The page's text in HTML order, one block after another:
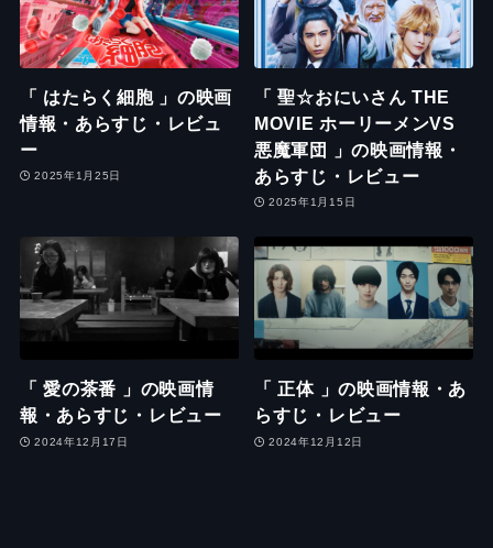
「 はたらく細胞 」の映画
情報・あらすじ・レビュ
ー
2025年1月25日
「 聖☆おにいさん THE
MOVIE ホーリーメンVS
悪魔軍団 」の映画情報・
あらすじ・レビュー
2025年1月15日
「 愛の茶番 」の映画情
報・あらすじ・レビュー
2024年12月17日
「 正体 」の映画情報・あ
らすじ・レビュー
2024年12月12日